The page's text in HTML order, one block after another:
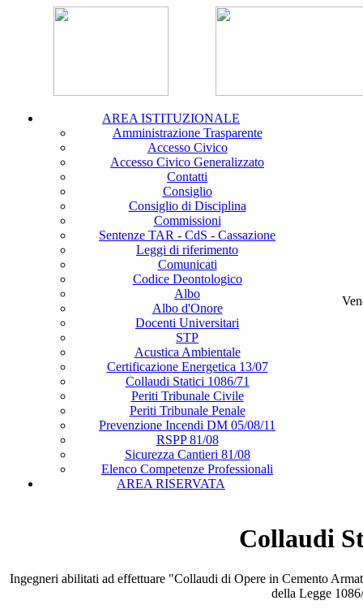
AREA ISTITUZIONALE
Amministrazione Trasparente
Accesso Civico
Accesso Civico Generalizzato
Contatti
Consiglio
Consiglio di Disciplina
Commissioni
Sentenze TAR - CdS - Cassazione
Leggi di riferimento
Comunicati
Codice Deontologico
Albo
Albo d'Onore
Docenti Universitari
STP
Acustica Ambientale
Certificazione Energetica 13/07
Collaudi Statici 1086/71
Periti Tribunale Civile
Periti Tribunale Penale
Prevenzione Incendi DM 05/08/11
RSPP 81/08
Sicurezza Cantieri 81/08
Elenco Competenze Professionali
AREA RISERVATA
Collaudi
Ingegneri abilitati ad effettuare "Collaudi di Opere in Cemento
della Legge